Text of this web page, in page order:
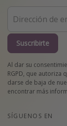
Suscribirte
Al dar su
RGPD, que autoriza
darse de baja de
encontrar más
SÍGUENOS EN